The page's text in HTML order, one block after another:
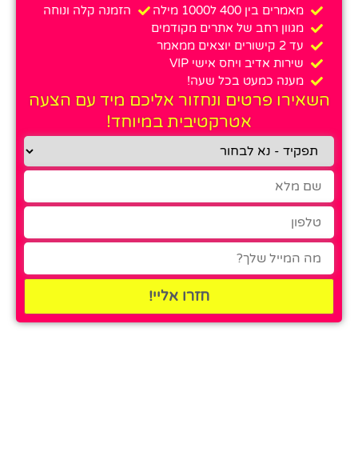
מאמרים בין 400 ל1000 מילה
הזמנה קלה ונוחה
מגוון רחב של אתרים מקודמים
עד 2 קישורים יוצאים ממאמר
שירות אדיב ויחס אישי VIP
מענה כמעט בכל שעה!
השאירו פרטים ונחזור אליכם מיד עם הצעה
אטרקטיבית במיוחד!
חזרו אליי!